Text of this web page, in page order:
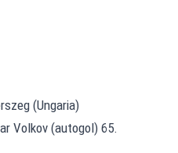
(Ungaria)
Volkov (autogol) 65.